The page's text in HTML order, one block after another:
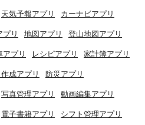
天気予報アプリ カーナビアプリ
プリ 地図アプリ 登山地図アプリ
アプリ レシピアプリ 家計簿アプリ
成アプリ 防災アプリ
写真管理アプリ 動画編集アプリ
電子書籍アプリ シフト管理アプリ